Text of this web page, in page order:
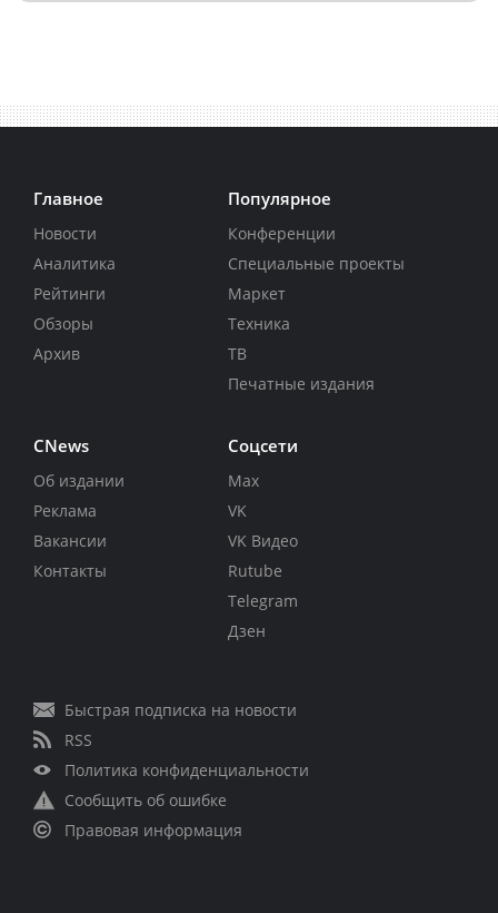
Главное
Новости
Аналитика
Рейтинги
Обзоры
Архив
Популярное
Конференции
Специальные проекты
Маркет
Техника
ТВ
Печатные издания
CNews
Об издании
Реклама
Вакансии
Контакты
Соцсети
Max
VK
VK Видео
Rutube
Telegram
Дзен
Быстрая подписка на новости
RSS
Политика конфиденциальности
Сообщить об ошибке
Правовая информация